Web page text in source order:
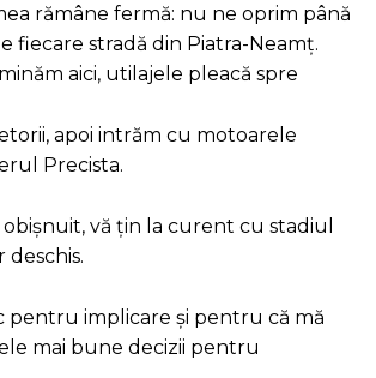
rămâne fermă: nu ne oprim până
fiecare stradă din Piatra-Neamț.
aici, utilajele pleacă spre
apoi intrăm cu motoarele
Precista.
vă țin la curent cu stadiul
deschis.
pentru implicare și pentru că mă
mai bune decizii pentru